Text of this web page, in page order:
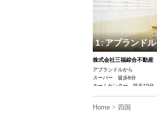
1:アプランドル
株式会社三福綜合不動産
アプランドルから
スーパー 徒歩8分
ホームセンター 徒歩10分
松山大学 徒歩5分
Home > 四国